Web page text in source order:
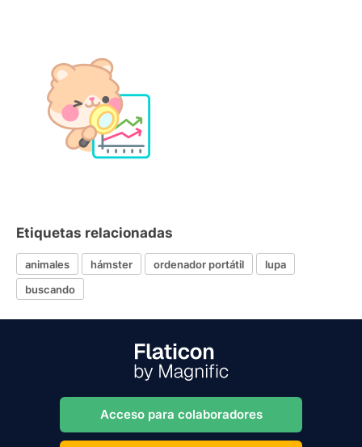
Etiquetas relacionadas
animales hámster ordenador portátil
lupa
buscando
Acceso para colaboradores